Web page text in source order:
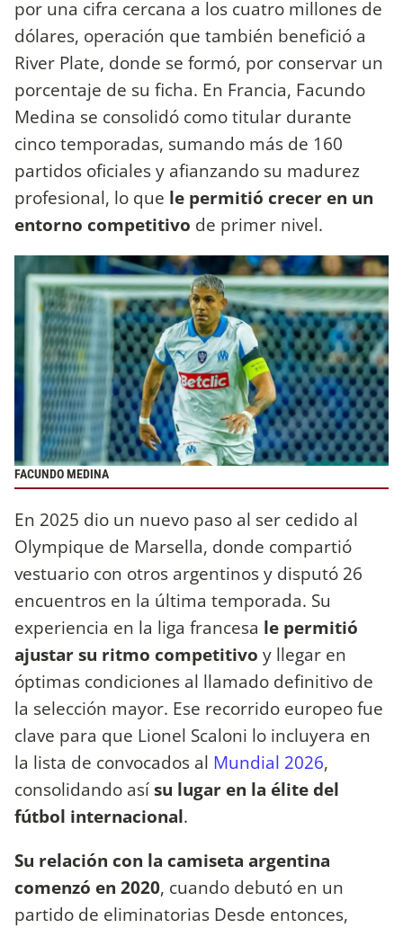
por una cifra cercana a los cuatro millones de
dólares, operación que también benefició a
River Plate, donde se formó, por conservar un
porcentaje de su ficha. En Francia, Facundo
Medina se consolidó como titular durante
cinco temporadas, sumando más de 160
partidos oficiales y afianzando su madurez
profesional, lo que le permitió crecer en un
entorno competitivo de primer nivel.
FACUNDO MEDINA
En 2025 dio un nuevo paso al ser cedido al
Olympique de Marsella, donde compartió
vestuario con otros argentinos y disputó 26
encuentros en la última temporada. Su
experiencia en la liga francesa le permitió
ajustar su ritmo competitivo y llegar en
óptimas condiciones al llamado definitivo de
la selección mayor. Ese recorrido europeo fue
clave para que Lionel Scaloni lo incluyera en
la lista de convocados al Mundial 2026,
consolidando asísu lugar en la élite del
fútbol internacional.
Su relación con la camiseta argentina
comenzó en 2020, cuando debutó en un
partido de eliminatorias Desde entonces,